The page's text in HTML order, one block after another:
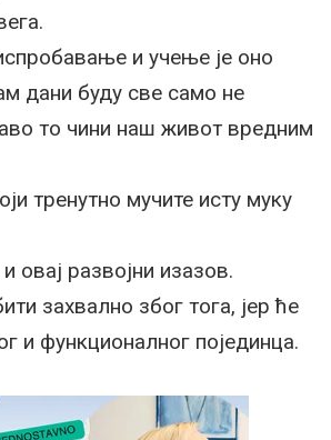
и учење је оно
дани буду све само не
то чини наш живот вредним
тренутно мучите исту муку
овај развојни изазов.
захвално због тога, јер ће
и функционалног појединца.